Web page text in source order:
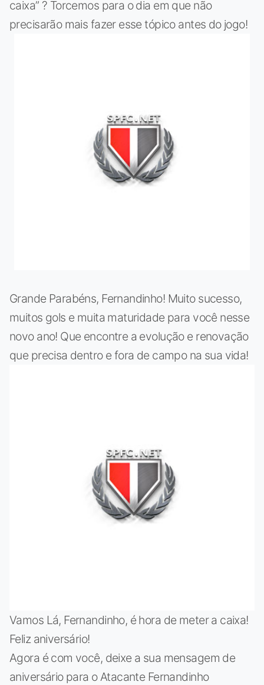
caixa” ? Torcemos para o dia em que não
precisarão mais fazer esse tópico antes do jogo!
Grande Parabéns, Fernandinho! Muito sucesso,
muitos gols e muita maturidade para você nesse
novo ano! Que encontre a evolução e renovação
que precisa dentro e fora de campo na sua vida!
Vamos Lá, Fernandinho, é hora de meter a caixa!
Feliz aniversário!
Agora é com você, deixe a sua mensagem de
aniversário para o Atacante Fernandinho